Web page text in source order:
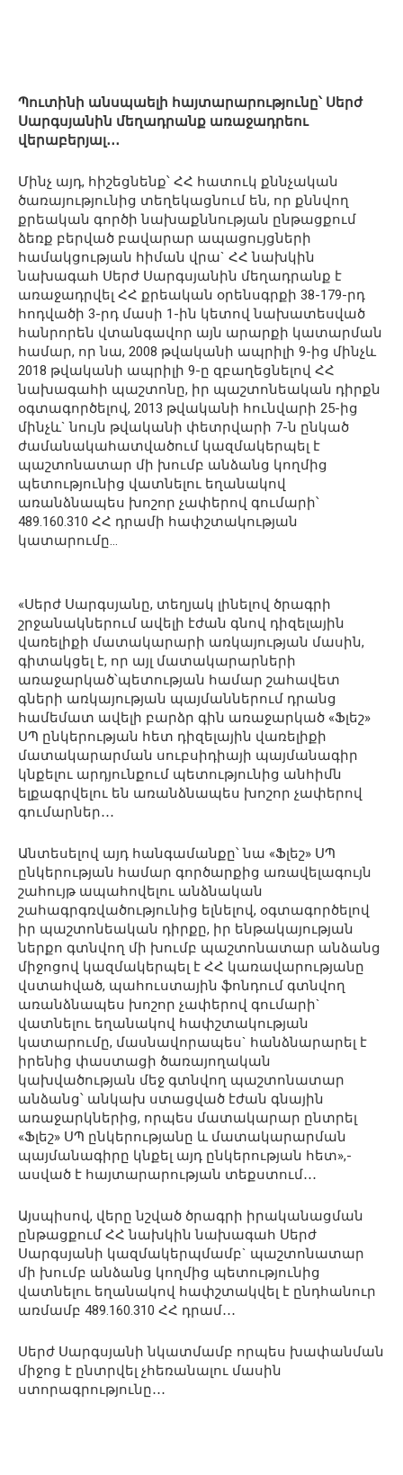
Պուտինի անսպաելի հայտարարությունը՝ Սերժ
Սարգսյանին մեղադրանք առաջադրեու
վերաբերյալ․․․
Մինչ այդ, հիշեցնենք՝ ՀՀ հատուկ քննչական
ծառայությունից տեղեկացնում են, որ քննվող
քրեական գործի նախաքննության ընթացքում
ձեռք բերված բավարար ապացույցների
համակցության հիման վրա` ՀՀ նախկին
նախագահ Սերժ Սարգսյանին մեղադրանք է
առաջադրվել ՀՀ քրեական օրենսգրքի 38-179-րդ
հոդվածի 3-րդ մասի 1-ին կետով նախատեսված
հանրորեն վտանգավոր այն արարքի կատարման
համար, որ նա, 2008 թվականի ապրիլի 9-ից մինչև
2018 թվականի ապրիլի 9-ը զբաղեցնելով ՀՀ
նախագահի պաշտոնը, իր պաշտոնեական դիրքն
օգտագործելով, 2013 թվականի հունվարի 25-ից
մինչև` նույն թվականի փետրվարի 7-ն ընկած
ժամանակահատվածում կազմակերպել է
պաշտոնատար մի խումբ անձանց կողմից
պետությունից վատնելու եղանակով
առանձնապես խոշոր չափերով գումարի՝
489.160.310 ՀՀ դրամի հափշտակության
կատարումը…
«Սերժ Սարգսյանը, տեղյակ լինելով ծրագրի
շրջանակներում ավելի էժան գնով դիզելային
վառելիքի մատակարարի առկայության մասին,
գիտակցել է, որ այլ մատակարարների
առաջարկած՝պետության համար շահավետ
գների առկայության պայմաններում դրանց
համեմատ ավելի բարձր գին առաջարկած «Ֆլեշ»
ՍՊ ընկերության հետ դիզելային վառելիքի
մատակարարման սուբսիդիայի պայմանագիր
կնքելու արդյունքում պետությունից անհիմն
ելքագրվելու են առանձնապես խոշոր չափերով
գումարներ․․․
Անտեսելով այդ հանգամանքը՝ նա «Ֆլեշ» ՍՊ
ընկերության համար գործարքից առավելագույն
շահույթ ապահովելու անձնական
շահագրգռվածությունից ելնելով, օգտագործելով
իր պաշտոնեական դիրքը, իր ենթակայության
ներքո գտնվող մի խումբ պաշտոնատար անձանց
միջոցով կազմակերպել է ՀՀ կառավարությանը
վստահված, պահուստային ֆոնդում գտնվող
առանձնապես խոշոր չափերով գումարի`
վատնելու եղանակով հափշտակության
կատարումը, մասնավորապես` հանձնարարել է
իրենից փաստացի ծառայողական
կախվածության մեջ գտնվող պաշտոնատար
անձանց՝ անկախ ստացված էժան գնային
առաջարկներից, որպես մատակարար ընտրել
«Ֆլեշ» ՍՊ ընկերությանը և մատակարարման
պայմանագիրը կնքել այդ ընկերության հետ»,-
ասված է հայտարարության տեքստում․․․
Այսպիսով, վերը նշված ծրագրի իրականացման
ընթացքում ՀՀ նախկին նախագահ Սերժ
Սարգսյանի կազմակերպմամբ` պաշտոնատար
մի խումբ անձանց կողմից պետությունից
վատնելու եղանակով հափշտակվել է ընդհանուր
առմամբ 489.160.310 ՀՀ դրամ․․․
Սերժ Սարգսյանի նկատմամբ որպես խափանման
միջոց է ընտրվել չհեռանալու մասին
ստորագրությունը․․․